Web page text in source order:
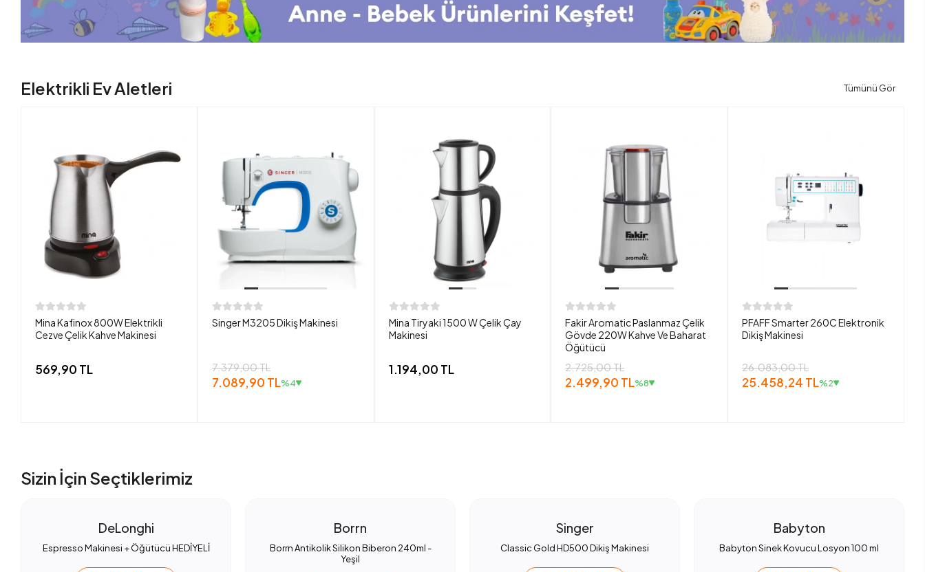
Elektrikli Ev Aletleri Tümünü Gör
Mina Kafinox 800W Elektrikli
Cezve Çelik Kahve Makinesi
569,90 TL
Singer M3205 Dikiş Makinesi
7.379,00 TL
7.089,90 TL%4
Mina Tiryaki 1500 W Çelik Çay
Makinesi
1.194,00 TL
Fakir Aromatic Paslanmaz Çelik
Gövde 220W Kahve Ve Baharat
Öğütücü
2.725,00 TL
2.499,90 TL%8
PFAFF Smarter 260C Elektronik
Dikiş Makinesi
26.083,00 TL
25.458,24 TL%2
Sizin İçin Seçtiklerimiz
DeLonghi
Espresso Makinesi + Öğütücü HEDİYELİ
Borrn
Borrn Antikolik Silikon Biberon 240ml -
Yeşil
Singer
Classic Gold HD500 Dikiş Makinesi
Babyton
Babyton Sinek Kovucu Losyon 100 ml